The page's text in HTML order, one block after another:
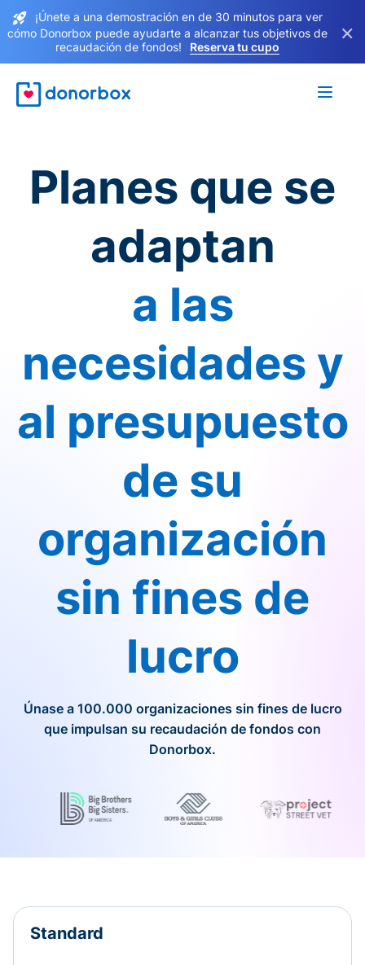
¡Únete a una demostración en de 30 minutos para ver
cómo Donorbox puede ayudarte a alcanzar tus objetivos de
recaudación de fondos!
Reserva tu cupo
×
Planes que se
adaptan
a las
necesidades y
al presupuesto
de su
organización
sin fines de
lucro
Únase a 100.000 organizaciones sin fines de lucro
que impulsan su recaudación de fondos con
Donorbox.
Standard